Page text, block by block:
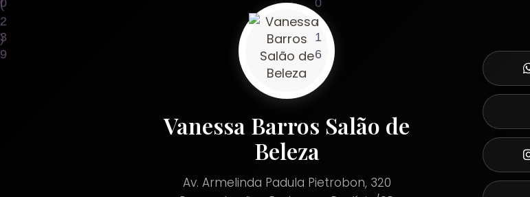
Vanessa Barros Salão de
Beleza
Av. Armelinda Padula Pietrobon, 320